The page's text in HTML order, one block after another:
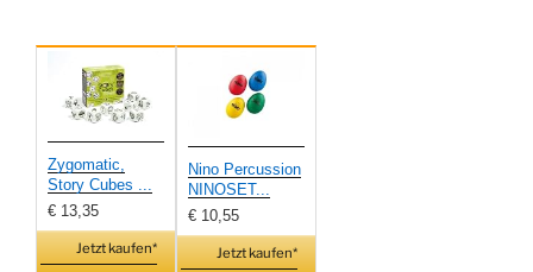
Zygomatic,
Story Cubes ...
€ 13,35
Jetzt kaufen*
Nino Percussion
NINOSET...
€ 10,55
Jetzt kaufen*